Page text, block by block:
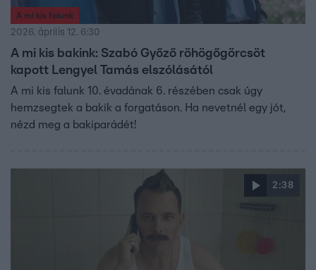
A mi kis falunk
2026. április 12. 6:30
A mi kis bakink: Szabó Győző röhögőgörcsöt
kapott Lengyel Tamás elszólásától
A mi kis falunk 10. évadának 6. részében csak úgy
hemzsegtek a bakik a forgatáson. Ha nevetnél egy jót,
nézd meg a bakiparádét!
2:38